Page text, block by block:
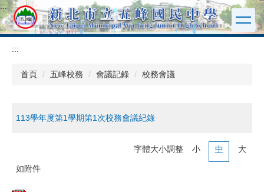
跳
到
主
:::
:::
首頁 五峰校務 會議記錄 校務會議
113學年度第1學期第1次校務會議紀錄
字體大小調整 小 中 大
如附件